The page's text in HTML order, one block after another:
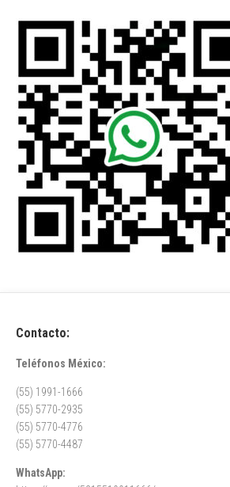
Contacto:
Teléfonos México:
(55) 1991-1666
(55) 5770-2935
(55) 5770-4776
(55) 5770-4487
WhatsApp: